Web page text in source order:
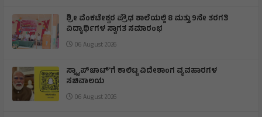
ಶ್ರೀ ವೆಂಕಟೇಶ್ವರ ಪ್ರೌಢ ಶಾಲೆಯಲ್ಲಿ 8 ಮತ್ತು 9ನೇ ತರಗತಿ
ವಿದ್ಯಾರ್ಥಿಗಳ ಸ್ವಾಗತ ಸಮಾರಂಭ
06 August 2026
ಸ್ನ್ಯಾಪ್‌ಚಾಟ್‌'ಗೆ ಕಾಲಿಟ್ಟ ವಿದೇಶಾಂಗ ವ್ಯವಹಾರಗಳ
ಸಚಿವಾಲಯ
06 August 2026